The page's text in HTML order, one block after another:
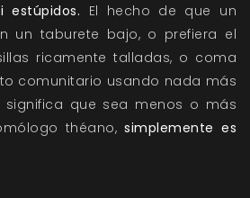
estúpidos. El hecho de que un
un taburete bajo, o prefiera el
ricamente talladas, o coma
comunitario usando nada más
significa que sea menos o más
théano,simplemente es